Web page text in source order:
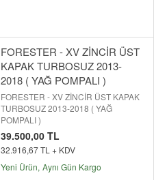
FORESTER - XV ZİNCİR ÜST
KAPAK TURBOSUZ 2013-
2018 ( YAĞ POMPALI )
FORESTER - XV ZİNCİR ÜST KAPAK
TURBOSUZ 2013-2018 ( YAĞ
POMPALI )
39.500,00 TL
32.916,67 TL + KDV
Yeni Ürün Aynı Gün Kargo